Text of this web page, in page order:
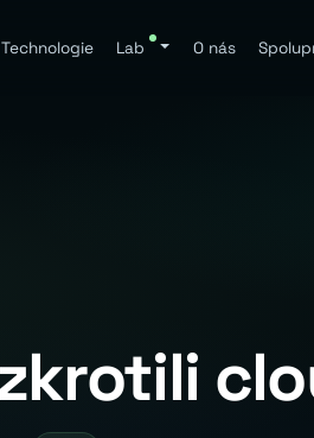
Technologie Lab O nás